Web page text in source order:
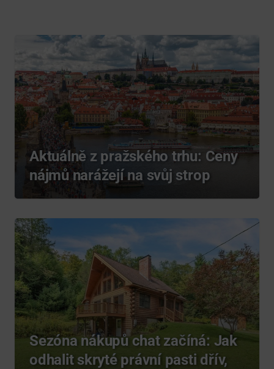
Aktuálně z pražského trhu: Ceny
nájmů narážejí na svůj strop
Sezóna nákupů chat začíná: Jak
odhalit skryté právní pasti dřív,